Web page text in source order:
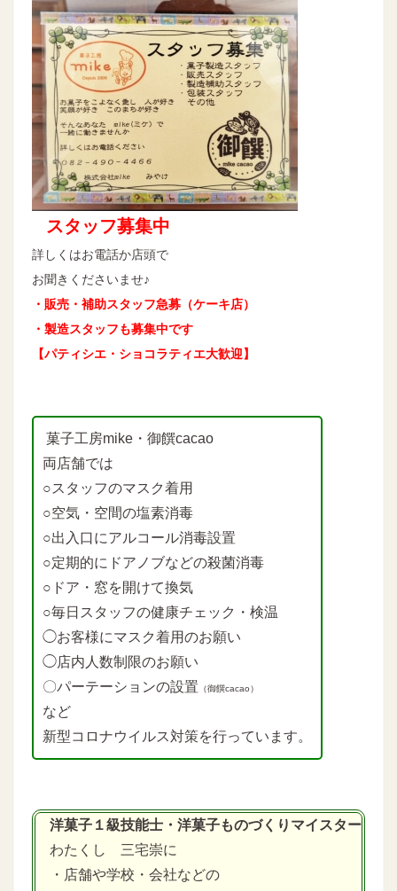
スタッフ募集中
詳しくはお電話か店頭で
お聞きくださいませ♪
・販売・補助スタッフ急募（ケーキ店）
・製造スタッフも募集中です
【パティシエ・ショコラティエ大歓迎】
菓子工房mike・御饌cacao
両店舗では
○スタッフのマスク着用
○空気・空間の塩素消毒
○出入口にアルコール消毒設置
○定期的にドアノブなどの殺菌消毒
○ドア・窓を開けて換気
○毎日スタッフの健康チェック・検温
◯お客様にマスク着用のお願い
◯店内人数制限のお願い
〇パーテーションの設置 （御饌cacao）
など
新型コロナウイルス対策を行っています。
洋菓子１級技能士・洋菓子ものづくりマイスター
わたくし 三宅崇に
・店舗や学校・会社などの